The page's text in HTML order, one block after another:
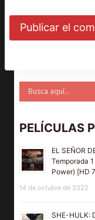
PELÍCULAS
EL SEÑOR
Temporada
Power) [HD
14 de octubre de 2022
SHE-HULK: